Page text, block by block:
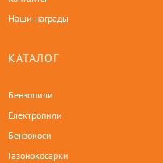
Наши награды
КАТАЛОГ
Бензопили
Електропили
Бензокоси
Газонокосарки